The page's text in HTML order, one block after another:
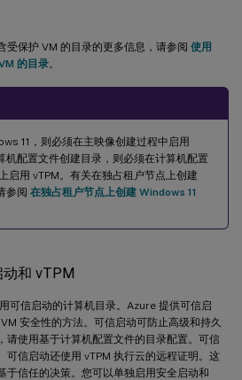
保护 VM 的目录的更多信息，请参阅 使用
的目录。
11，则必须在主映像创建过程中启用
机配置文件创建目录，则必须在计算机配置
启用 vTPM。有关在独占租户节点上创建
参阅 在独占租户节点上创建 Windows 11
和 vTPM
可信启动的计算机目录。Azure 提供可信启
安全性的方法。可信启动可防止高级和持久
请使用基于计算机配置文件的目录配置。可信
可信启动还使用 vTPM 执行云的远程证明。这
于信任的决策。您可以单独启用安全启动和